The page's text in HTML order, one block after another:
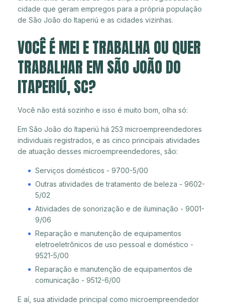
cidade que geram empregos para a própria população
de São João do Itaperiú e as cidades vizinhas.
VOCÊ É MEI E TRABALHA OU QUER
TRABALHAR EM SÃO JOÃO DO
ITAPERIÚ, SC?
Você não está sozinho e isso é muito bom, olha só:
Em São João do Itaperiú há 253 microempreendedores
individuais registrados, e as cinco principais atividades
de atuação desses microempreendedores, são:
Serviços domésticos - 9700-5/00
Outras atividades de tratamento de beleza - 9602-
5/02
Atividades de sonorização e de iluminação - 9001-
9/06
Reparação e manutenção de equipamentos
eletroeletrônicos de uso pessoal e doméstico -
9521-5/00
Reparação e manutenção de equipamentos de
comunicação - 9512-6/00
E aí, sua atividade principal como microempreendedor